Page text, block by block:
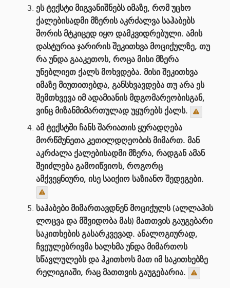
ეს ტექსტი მიგვანიშნებს იმაზე, რომ უცხო
ქალებისადმი მზერის აკრძალვა საჰაბებს
შორის მტკიცედ იყო დამკვიდრებული. ამის
დასტურია ჯარირის შეკითხვა მოციქულზე, თუ
რა უნდა გააკეთოს, როცა მისი მზერა
უნებლიეთ ქალს მოხვდება. მისი შეკითხვა
იმაზე მიუთითებდა, განსხვავდება თუ არა ეს
შემთხვევა იმ ადამიანის მდგომარეობისგან,
ვინც მიზანმიმართულად უყურებს ქალს.
ამ ტექსტში ჩანს შარიათის ყურადღება
მორწმუნეთა კეთილდღეობის მიმართ. მან
აკრძალა ქალებისადმი მზერა, რადგან ამან
შეიძლება გამოიწვიოს, როგორც
ამქვეყნიური, ისე საიქიო საზიანო შედეგები.
საჰაბები მიმართავდნენ მოციქულს (ალლაჰის
ლოცვა და მშვიდობა მას) მათთვის გაუგებარი
საკითხების გასარკვევად. ანალოგიურად,
ჩვეულებრივმა ხალხმა უნდა მიმართოს
სწავლულებს და ჰკითხოს მათ იმ საკითხებზე
რელიგიაში, რაც მათთვის გაუგებარია.